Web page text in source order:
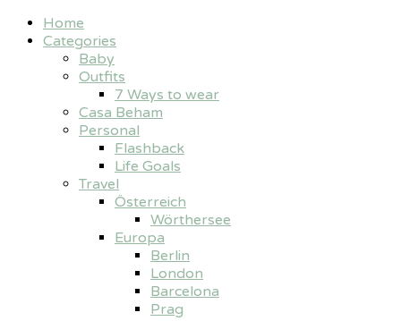
Home
Categories
Baby
Outfits
7 Ways to wear
Casa Beham
Personal
Flashback
Life Goals
Travel
Österreich
Wörthersee
Europa
Berlin
London
Barcelona
Prag